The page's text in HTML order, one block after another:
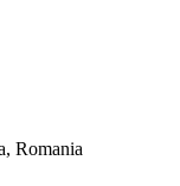
Romania